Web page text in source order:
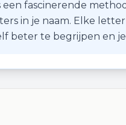
een fascinerende
in je naam. Elke
beter te begrijpen en